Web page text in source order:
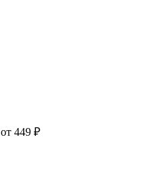
от 449 ₽